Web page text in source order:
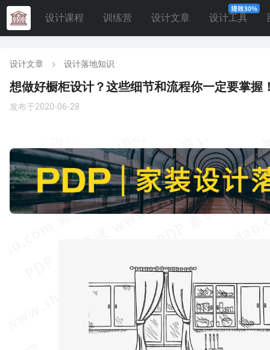
设计课程 训练营 设计文章 设计工具
设计文章 设计落地知识
想做好橱柜设计？这些细节和流程你一定要掌握
发布于2020-06-28